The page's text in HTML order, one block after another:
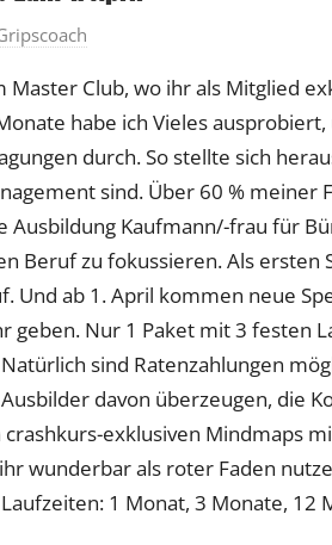
Club, wo ihr als Mitglied
habe ich Vieles
durch. So stellte sich
sind. Über 60 % meiner
Ausbildung Kaufmann/-frau für
Beruf zu fokussieren. Als ersten
Und ab 1. April kommen neue
geben. Nur 1 Paket mit 3 festen
sind Ratenzahlungen
davon überzeugen, die
exklusiven Mindmaps
wunderbar als roter Faden
1 Monat, 3 Monate, 12